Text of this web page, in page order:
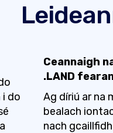
i do
Ceannaigh
.LAND
Ag díriú ar na
bealach
nach